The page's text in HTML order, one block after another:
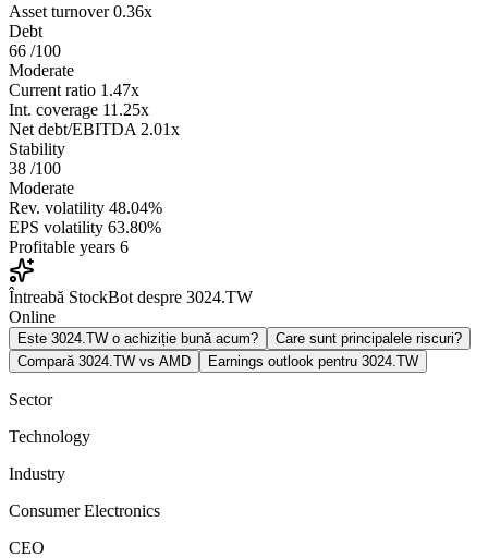
Asset turnover 0.36x
Debt
66 /100
Moderate
Current ratio 1.47x
Int. coverage 11.25x
Net debt/EBITDA 2.01x
Stability
38 /100
Moderate
Rev. volatility 48.04%
EPS volatility 63.80%
Profitable years 6
Întreabă StockBot despre 3024.TW
Online
Este 3024.TW o achiziție bună acum?
Care sunt principalele riscuri?
Compară 3024.TW vs AMD
Earnings outlook pentru 3024.TW
Sector
Technology
Industry
Consumer Electronics
CEO